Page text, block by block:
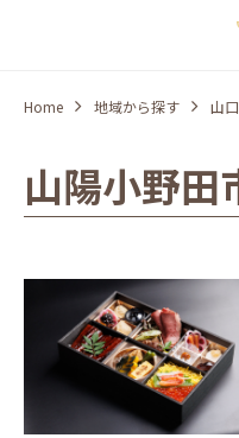
Home 地域から探す 山
山陽小野田